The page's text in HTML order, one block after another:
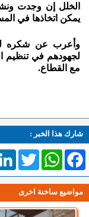
الخلل إن وجدت
يمكن اتخاذها في
وأعرب عن شكره
لجهودهم في تنظيم
مع القطاع.
شارك هذا الخبر :
TwitterWhatsAppFacebook
مواضيع ساخنة اخرى